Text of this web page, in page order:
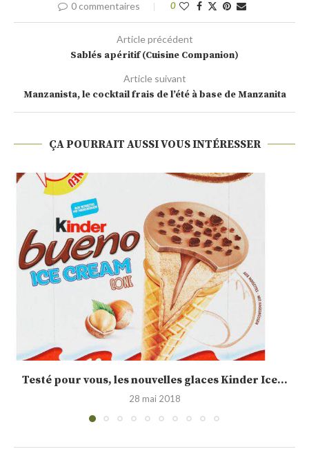
0 commentaires 0
Article précédent
Sablés apéritif (Cuisine Companion)
Article suivant
Manzanista, le cocktail frais de l’été à base de Manzanita
ÇA POURRAIT AUSSI VOUS INTÉRESSER
Calendrier de l’Avent jour 15 : idée cadeau,...
19 décembre 2015